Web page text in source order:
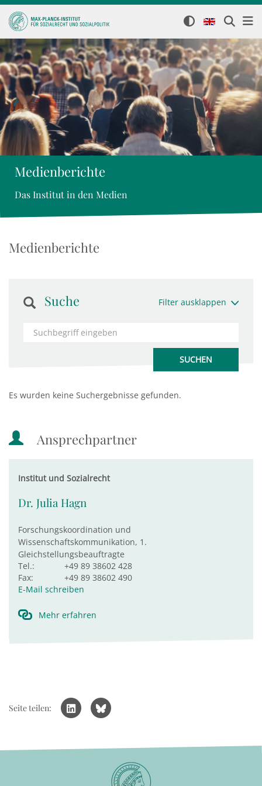
Medienberichte
Das Institut in den Medien
Medienberichte
Suche Filter ausklappen
Es wurden keine Suchergebnisse gefunden.
Ansprechpartner
Institut und Sozialrecht
Dr. Julia Hagn
Forschungskoordination und
Wissenschaftskommunikation, 1.
Gleichstellungsbeauftragte
Tel.:
+49 89 38602 428
Fax:
+49 89 38602 490
E-Mail schreiben
Mehr erfahren
Seite teilen: